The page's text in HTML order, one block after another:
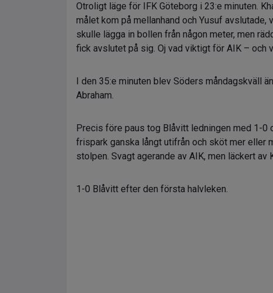
Otroligt läge för IFK Göteborg i 23:e minuten.
målet kom på mellanhand och Yusuf
skulle lägga in bollen från någon meter, men
fick avslutet på sig. Oj vad viktigt för AIK – och
I den 35:e minuten blev Söders måndagskväll
Abraham.
Precis före paus tog Blåvitt ledningen med 1-0
frispark ganska långt utifrån och sköt mer eller
stolpen. Svagt agerande av AIK, men läckert av
1-0 Blåvitt efter den första halvleken.